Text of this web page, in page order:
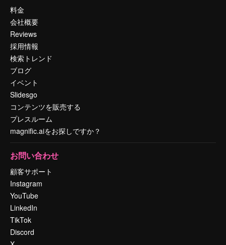
料金
会社概要
Reviews
採用情報
検索トレンド
ブログ
イベント
Slidesgo
コンテンツを販売する
プレスルーム
magnific.aiをお探しですか？
お問い合わせ
顧客サポート
Instagram
YouTube
LinkedIn
TikTok
Discord